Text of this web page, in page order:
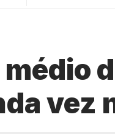
vez